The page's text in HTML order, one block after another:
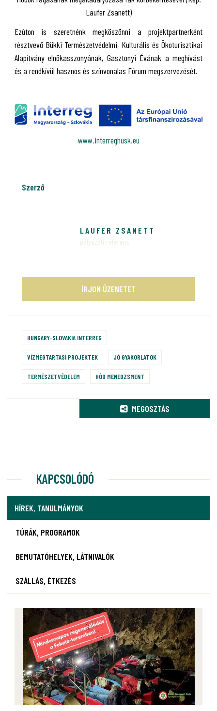
Laufer Zsanett)
Ezúton is szeretnénk megköszönni a projektpartnerként
résztvevő Bükki Természetvédelmi, Kulturális és Ökoturisztikai
Alapítvány elnökasszonyának, Gasztonyi Évának a meghívást
és a rendkívül hasznos és színvonalas Fórum megszervezését.
www.interreghusk.eu
szerző
LAUFER ZSANETT
ÍRJON ÜZENETET
HUNGARY-SLOVAKIA INTERREG
VÍZMEGTARTÁSI PROJEKTEK JÓ GYAKORLATOK
TERMÉSZETVÉDELEM HÓD MENEDZSMENT
MEGOSZTÁS
KAPCSOLÓDÓ
HÍREK, TANULMÁNYOK
TÚRÁK, PROGRAMOK
BEMUTATÓHELYEK, LÁTNIVALÓK
SZÁLLÁS, ÉTKEZÉS